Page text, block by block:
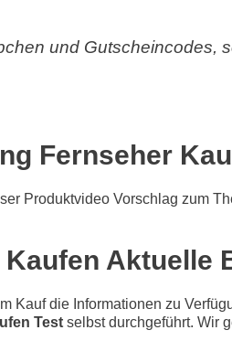
und Gutscheincodes,
Fernseher
Produktvideo Vorschlag zum
Aktuelle
Kauf die Informationen zu
Test selbst durchgeführt. Wir